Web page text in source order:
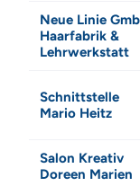
Neue Linie
Haarfabrik &
Lehrwerkstatt
Schnittstelle
Mario Heitz
Salon Kreativ
Doreen Marien